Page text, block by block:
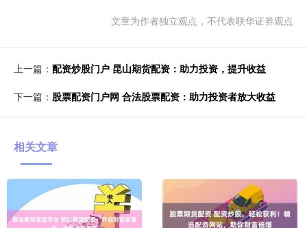
文章为作者独立观点，不代表联华证券观点
上一篇： 配资炒股门户 昆山期货配资：助力投资，提升收益
下一篇： 股票配资门户网 合法股票配资：助力投资者放大收益
相关文章